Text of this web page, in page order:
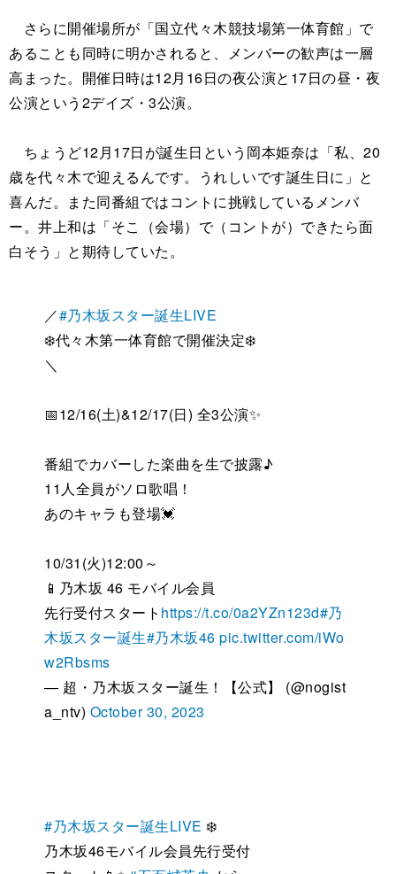
さらに開催場所が「国立代々木競技場第一体育館」で
あることも同時に明かされると、メンバーの歓声は一層
高まった。開催日時は12月16日の夜公演と17日の昼・夜
公演という2デイズ・3公演。
ちょうど12月17日が誕生日という岡本姫奈は「私、20
歳を代々木で迎えるんです。うれしいです誕生日に」と
喜んだ。また同番組ではコントに挑戦しているメンバ
ー。井上和は「そこ（会場）で（コントが）できたら面
白そう」と期待していた。
／#乃木坂スター誕生LIVE
❄️代々木第一体育館で開催決定❄️
＼
📅12/16(土)&12/17(日) 全3公演✨
番組でカバーした楽曲を生で披露♪
11人全員がソロ歌唱！
あのキャラも登場💓
10/31(火)12:00～
📱乃木坂 46 モバイル会員
先行受付スタート https://t.co/0a2YZn123d#乃
木坂スター誕生#乃木坂46 pic.twitter.com/iWo
w2Rbsms
— 超・乃木坂スター誕生！【公式】 (@nogist
a_ntv) October 30, 2023
#乃木坂スター誕生LIVE ❄️
乃木坂46モバイル会員先行受付